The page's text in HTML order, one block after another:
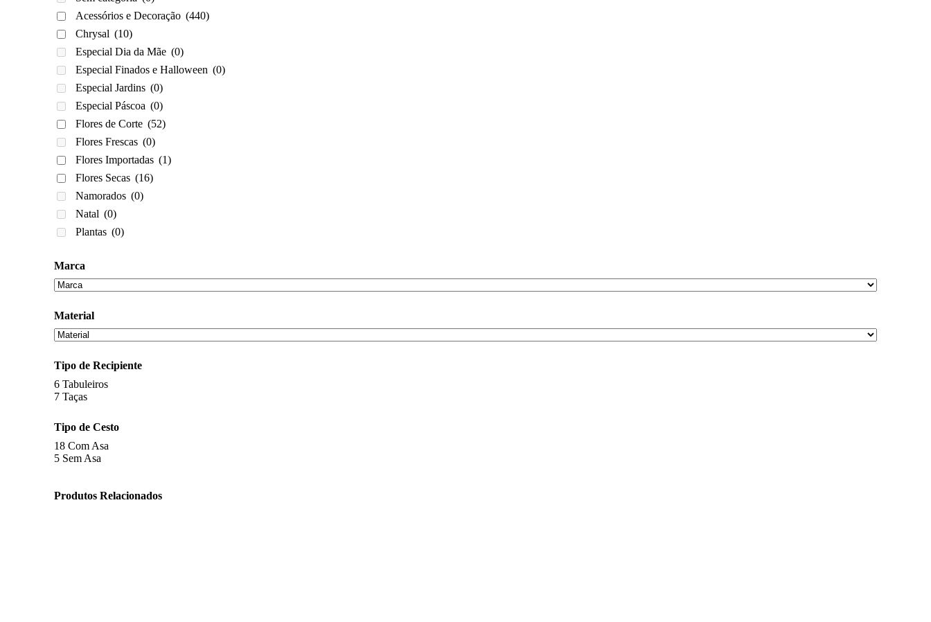
Acessórios e Decoração (440)
Chrysal (10)
Especial Dia da Mãe (0)
Especial Finados e Halloween (0)
Especial Jardins (0)
Especial Páscoa (0)
Flores de Corte (52)
Flores Frescas (0)
Flores Importadas (1)
Flores Secas (16)
Namorados (0)
Natal (0)
Plantas (0)
Marca
Material
Tipo de Recipiente
6 Tabuleiros
7 Taças
Tipo de Cesto
18 Com Asa
5 Sem Asa
Produtos Relacionados